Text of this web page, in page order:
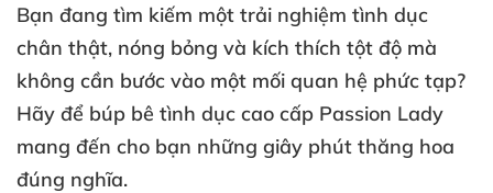
Bạn đang tìm kiếm một trải nghiệm tình dục
chân thật, nóng bỏng và kích thích tột độ mà
không cần bước vào một mối quan hệ phức tạp?
Hãy để búp bê tình dục cao cấp Passion Lady
mang đến cho bạn những giây phút thăng hoa
đúng nghĩa.